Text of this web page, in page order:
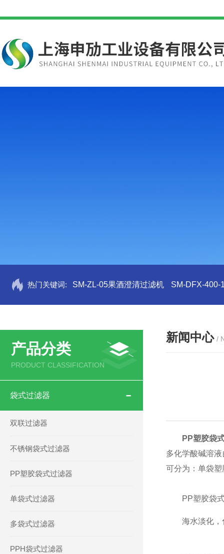
热门关键词: SM-ZL-05果酒澄清过滤机 SM-DFX-400-
产品分类
PRODUCT CLASSIFICATION
袋式过滤器
双联过滤器
不锈钢袋式过滤器
PP塑胶袋式过滤器
单袋式过滤器
多袋式过滤器
PPH袋式过滤器
新闻中心 /
PP塑胶袋
多化学酸碱溶
可分为：单袋
PP塑胶袋式
海水淡化，化